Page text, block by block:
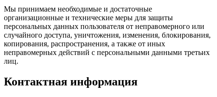
Мы принимаем необходимые и достаточные
организационные и технические меры для защиты
персональных данных пользователя от неправомерного или
случайного доступа, уничтожения, изменения, блокирования,
копирования, распространения, а также от иных
неправомерных действий с персональными данными третьих
лиц.
Контактная информация